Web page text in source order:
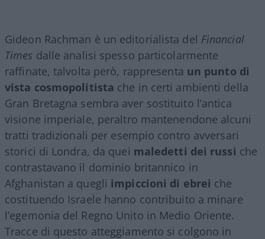
Gideon Rachman è un editorialista del Financial
Times dalle analisi spesso particolarmente
raffinate, talvolta però, rappresenta un punto di
vista cosmopolitista che in certi ambienti della
Gran Bretagna sembra aver sostituito l’antica
visione imperiale, peraltro mantenendone alcuni
tratti tradizionali per esempio contro avversari
storici di Londra, da quei maledetti dei russi che
contrastavano il dominio britannico in
Afghanistan a quegli impiccioni di ebrei che
costituendo Israele hanno contribuito a minare
l’egemonia del Regno Unito in Medio Oriente.
Tracce di questo atteggiamento si colgono in